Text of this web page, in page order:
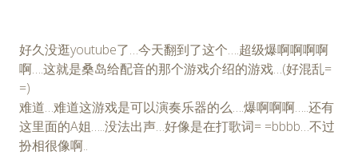
好久没逛youtube了…今天翻到了这个….超级爆啊啊啊啊
啊….这就是桑岛给配音的那个游戏介绍的游戏…(好混乱=
=)
难道…难道这游戏是可以演奏乐器的么….爆啊啊啊…..还有
这里面的A姐…..没法出声…好像是在打歌词= =bbbb…不过
扮相很像啊..